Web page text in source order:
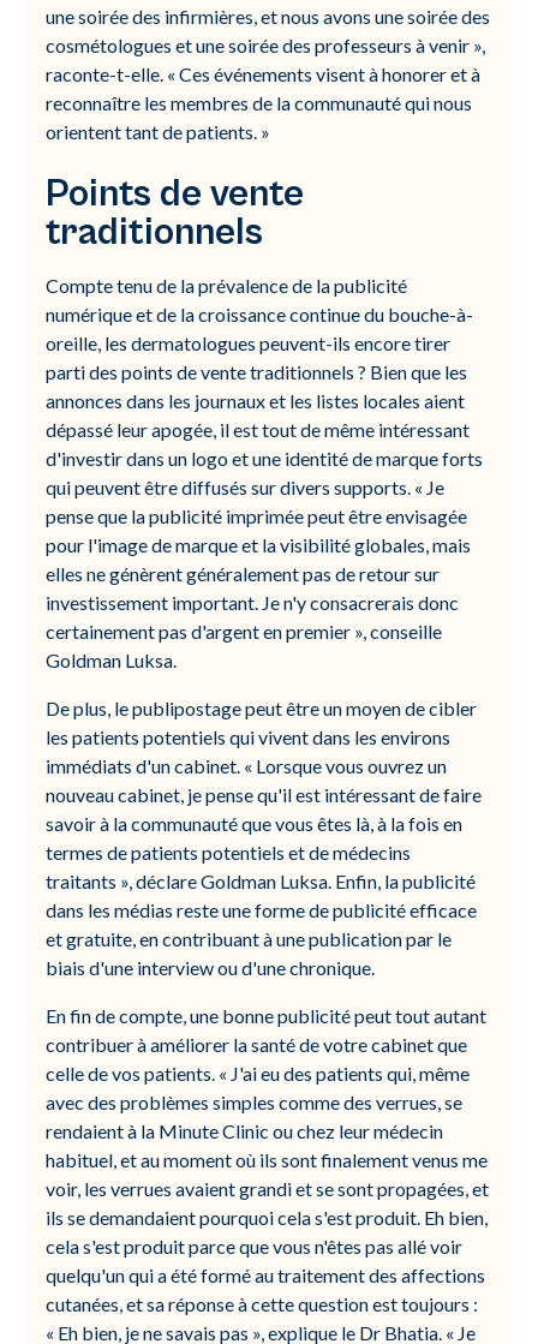
une soirée des infirmières, et nous avons une soirée des
cosmétologues et une soirée des professeurs à venir »,
raconte-t-elle. « Ces événements visent à honorer et à
reconnaître les membres de la communauté qui nous
orientent tant de patients. »
Points de vente
traditionnels
Compte tenu de la prévalence de la publicité
numérique et de la croissance continue du bouche-à-
oreille, les dermatologues peuvent-ils encore tirer
parti des points de vente traditionnels ? Bien que les
annonces dans les journaux et les listes locales aient
dépassé leur apogée, il est tout de même intéressant
d'investir dans un logo et une identité de marque forts
qui peuvent être diffusés sur divers supports. « Je
pense que la publicité imprimée peut être envisagée
pour l'image de marque et la visibilité globales, mais
elles ne génèrent généralement pas de retour sur
investissement important. Je n'y consacrerais donc
certainement pas d'argent en premier », conseille
Goldman Luksa.
De plus, le publipostage peut être un moyen de cibler
les patients potentiels qui vivent dans les environs
immédiats d'un cabinet. « Lorsque vous ouvrez un
nouveau cabinet, je pense qu'il est intéressant de faire
savoir à la communauté que vous êtes là, à la fois en
termes de patients potentiels et de médecins
traitants », déclare Goldman Luksa. Enfin, la publicité
dans les médias reste une forme de publicité efficace
et gratuite, en contribuant à une publication par le
biais d'une interview ou d'une chronique.
En fin de compte, une bonne publicité peut tout autant
contribuer à améliorer la santé de votre cabinet que
celle de vos patients. « J'ai eu des patients qui, même
avec des problèmes simples comme des verrues, se
rendaient à la Minute Clinic ou chez leur médecin
habituel, et au moment où ils sont finalement venus me
voir, les verrues avaient grandi et se sont propagées, et
ils se demandaient pourquoi cela s'est produit. Eh bien,
cela s'est produit parce que vous n'êtes pas allé voir
quelqu'un qui a été formé au traitement des affections
cutanées, et sa réponse à cette question est toujours :
« Eh bien, je ne savais pas », explique le Dr Bhatia. « Je